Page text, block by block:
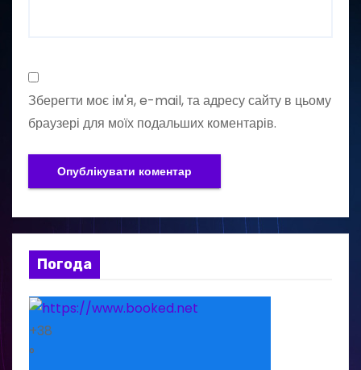
Зберегти моє ім'я, e-mail, та адресу сайту в цьому
браузері для моїх подальших коментарів.
Погода
+38
°